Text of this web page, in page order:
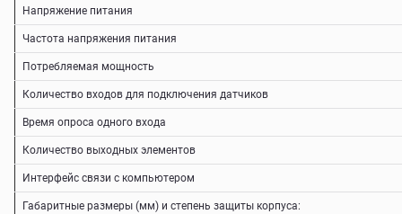
Напряжение питания
Частота напряжения питания
Потребляемая мощность
Количество входов для подключения датчиков
Время опроса одного входа
Количество выходных элементов
Интерфейс связи с компьютером
Габаритные размеры (мм) и степень защиты корпуса: